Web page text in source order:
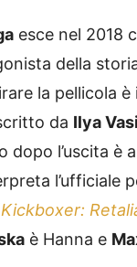
esce nel 2018
della
la pellicola è
da Ilya
l’uscita è
l’ufficiale
Kickboxer:
è Hanna e